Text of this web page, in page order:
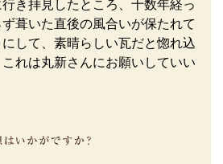
き拝見したところ、十数年経っ
葺いた直後の風合いが保たれて
して、素晴らしい瓦だと惚れ込
れは丸新さんにお願いしていい